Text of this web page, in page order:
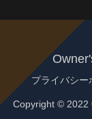
プライバシー
Copyright © 2022